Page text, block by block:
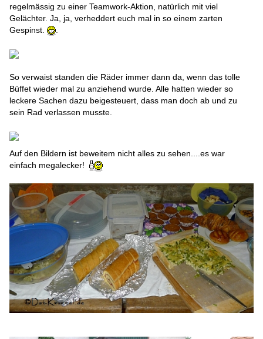
regelmässig zu einer Teamwork-Aktion, natürlich mit viel
Gelächter. Ja, ja, verheddert euch mal in so einem zarten
Gespinst.
So verwaist standen die Räder immer dann da, wenn das tolle
Büffet wieder mal zu anziehend wurde. Alle hatten wieder so
leckere Sachen dazu beigesteuert, dass man doch ab und zu
sein Rad verlassen musste.
Auf den Bildern ist beweitem nicht alles zu sehen....es war
einfach megalecker!